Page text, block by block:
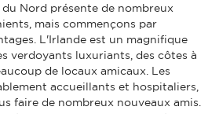
Nord présente de nombreux
mais commençons par
L'Irlande est un magnifique
verdoyants luxuriants, des côtes à
de locaux amicaux. Les
accueillants et hospitaliers,
faire de nombreux nouveaux amis.